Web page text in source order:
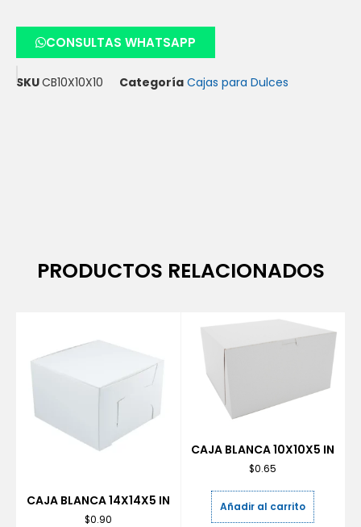
CONSULTAS WHATSAPP
SKUCB10X10X10 Categoría Cajas para Dulces
PRODUCTOS RELACIONADOS
CAJA BLANCA 14X14X5 IN
$0.90
CAJA BLANCA 10X10X5 IN
$0.65
Añadir al carrito